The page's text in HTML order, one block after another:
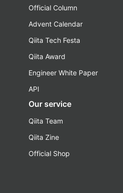
Official Column
Advent Calendar
Qiita Tech Festa
Qiita Award
Engineer White Paper
API
Our service
Qiita Team
Qiita Zine
Official Shop